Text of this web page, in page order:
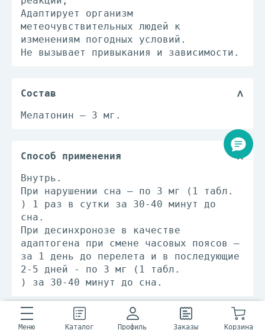
Адаптирует организм
метеочувствительных людей к
изменениям погодных условий.
Не вызывает привыкания и зависимости.
Состав
Мелатонин – 3 мг.
Способ применения
Внутрь.
При нарушении сна – по 3 мг (1 табл.
) 1 раз в сутки за 30-40 минут до
сна.
При десинхронозе в качестве
адаптогена при смене часовых поясов –
за 1 день до перелета и в последующие
2-5 дней - по 3 мг (1 табл.
) за 30-40 минут до сна.
Рекомендации по применению
Меню Каталог Профиль Заказы Корзина